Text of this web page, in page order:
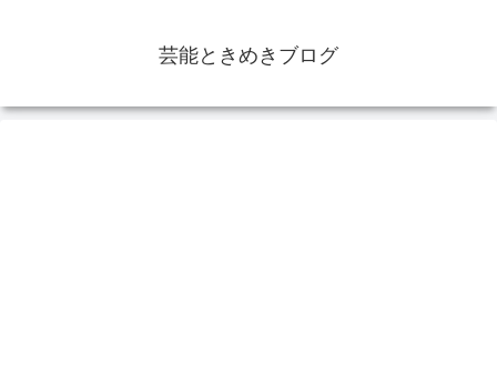
芸能ときめきブログ